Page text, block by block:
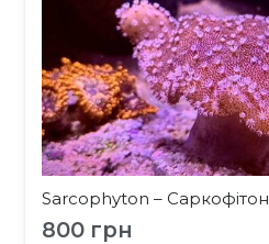
Sarcophyton – Саркофітон
800 грн